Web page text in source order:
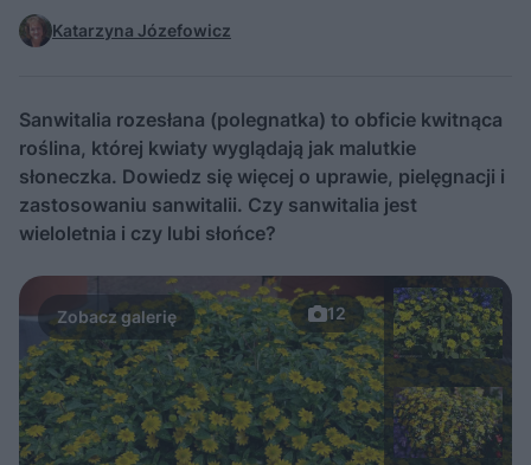
Katarzyna Józefowicz
Sanwitalia rozesłana (polegnatka) to obficie kwitnąca
roślina, której kwiaty wyglądają jak malutkie
słoneczka. Dowiedz się więcej o uprawie, pielęgnacji i
zastosowaniu sanwitalii. Czy sanwitalia jest
wieloletnia i czy lubi słońce?
12